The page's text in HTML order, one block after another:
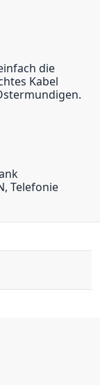
die
Kabel
Telefonie